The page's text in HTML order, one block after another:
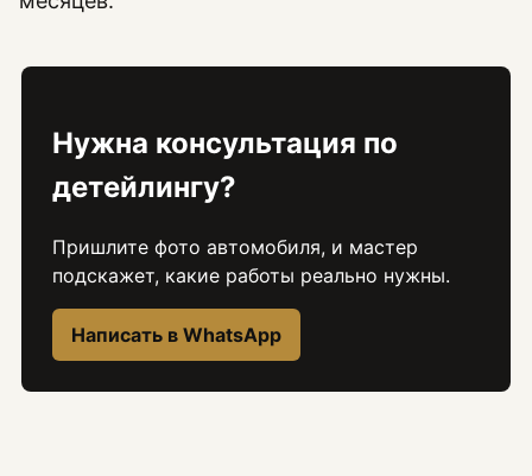
Нужна консультация по
детейлингу?
Пришлите фото автомобиля, и мастер
подскажет, какие работы реально нужны.
Написать в WhatsApp